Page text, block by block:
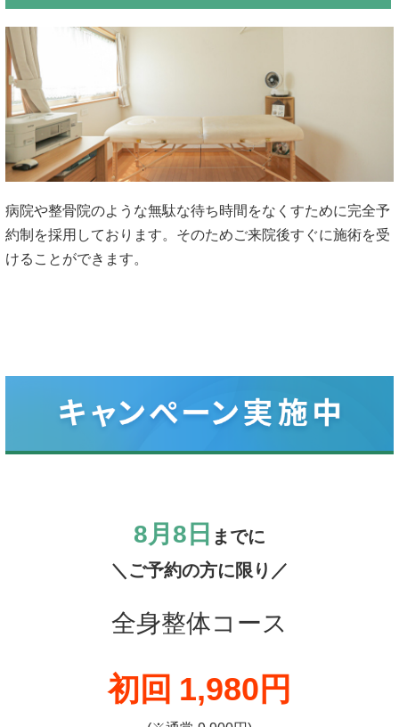
病院や整骨院のような無駄な待ち時間をなくすために完全予
約制を採用しております。そのためご来院後すぐに施術を受
けることができます。
8月8日 までに
＼ご予約の方に限り／
全身整体コース
初回 1,980円